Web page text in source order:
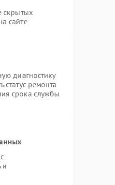
скрытых
сайте
диагностику
ремонта
срока службы
и